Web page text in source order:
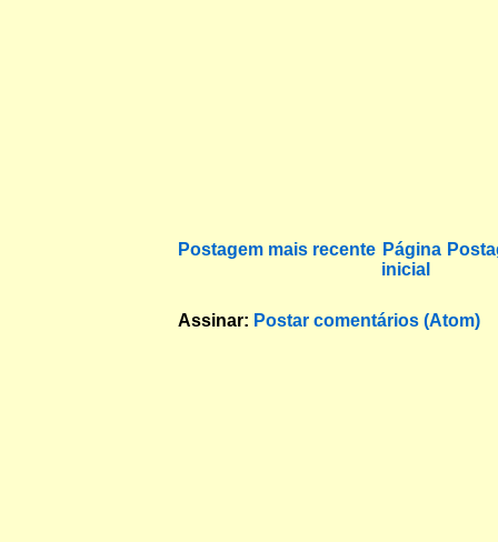
Postagem mais recente Página
inicial
Assinar: Postar comentários (Atom)